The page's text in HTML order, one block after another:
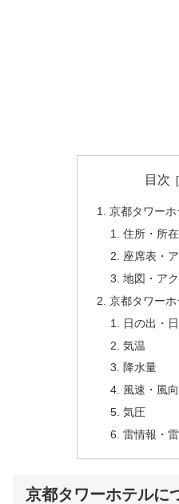
目次
京都タワー
住所・所
座席表・
地図・ア
京都タワー
日の出・
気温
降水量
風速・風
気圧
雷情報・
京都タワーホテルに